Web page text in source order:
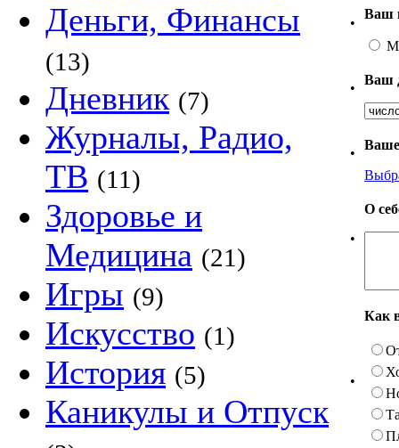
Деньги, Финансы
(13)
Дневник (7)
Журналы, Радио,
ТВ (11)
Здоровье и
Медицина (21)
Игры (9)
Искусство (1)
История (5)
Каникулы и Отпуск
•
Ваш
•
Ваш
•
Ваше
•
О
•
Как